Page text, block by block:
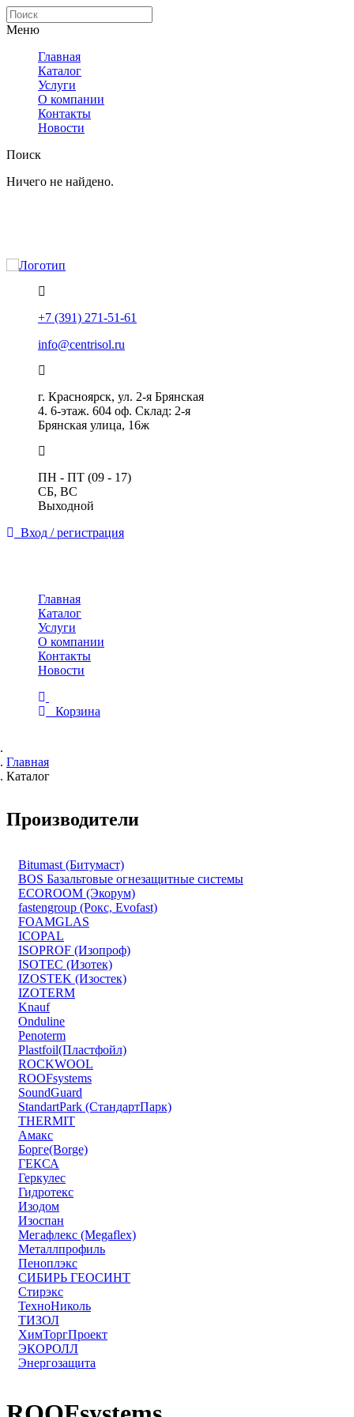
Меню
Главная
Каталог
Услуги
О компании
Контакты
Новости
Поиск
Ничего не найдено.
+7 (391) 271-51-61
info@centrisol.ru
г. Красноярск, ул. 2-я Брянская
4. 6-этаж. 604 оф. Склад: 2-я
Брянская улица, 16ж
ПН - ПТ (09 - 17)
СБ, ВС
Выходной
Вход / регистрация
Главная
Каталог
Услуги
О компании
Контакты
Новости
Корзина
Главная
Каталог
Производители
Bitumast (Битумаст)
BOS Базальтовые огнезащитные системы
ECOROOM (Экорум)
fastengroup (Рокс, Evofast)
FOAMGLAS
ICOPAL
ISOPROF (Изопроф)
ISOTEC (Изотек)
IZOSTEK (Изостек)
IZOTERM
Knauf
Onduline
Penoterm
Plastfoil(Пластфойл)
ROCKWOOL
ROOFsystems
SoundGuard
StandartPark (СтандартПарк)
THERMIT
Амакс
Борге(Borge)
ГЕКСА
Геркулес
Гидротекс
Изодом
Изоспан
Мегафлекс (Megaflex)
Металлпрофиль
Пеноплэкс
СИБИРЬ ГЕОСИНТ
Стирэкс
ТехноНиколь
ТИЗОЛ
ХимТоргПроект
ЭКОРОЛЛ
Энергозащита